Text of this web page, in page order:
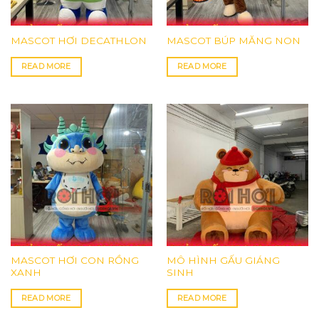
MASCOT HƠI DECATHLON
READ MORE
MASCOT BÚP MĂNG NON
READ MORE
MASCOT HƠI CON RỒNG
XANH
READ MORE
MÔ HÌNH GẤU GIÁNG
SINH
READ MORE